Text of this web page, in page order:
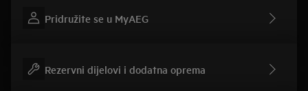
Pridružite se u MyAEG
Rezervni dijelovi i dodatna oprema